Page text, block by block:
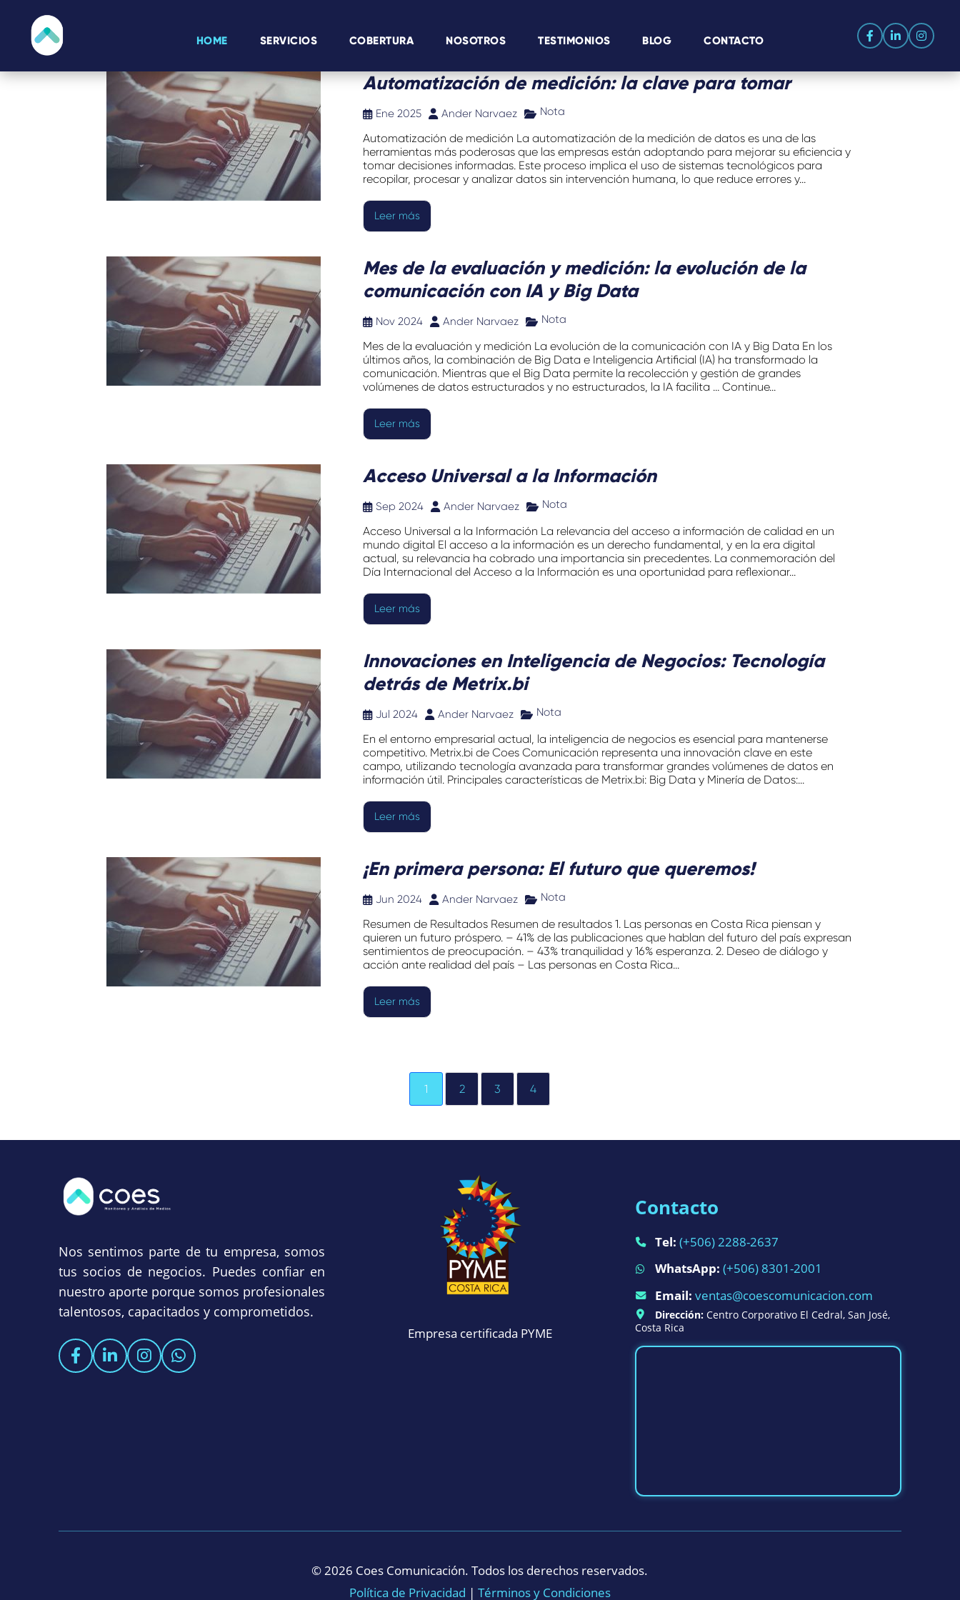
HOME SERVICIOS COBERTURA NOSOTROS TESTIMONIOS BLOG CONTACTO
Automatización de medición: la clave para tomar
Ene 2025 Ander Narvaez Nota
Automatización de medición La automatización de la medición de datos es una de las
herramientas más poderosas que las empresas están adoptando para mejorar su eficiencia y
tomar decisiones informadas. Este proceso implica el uso de sistemas tecnológicos para
recopilar, procesar y analizar datos sin intervención humana, lo que reduce errores y...
Leer más
Mes de la evaluación y medición: la evolución de la
comunicación con IA y Big Data
Nov 2024 Ander Narvaez Nota
Mes de la evaluación y medición La evolución de la comunicación con IA y Big Data En los
últimos años, la combinación de Big Data e Inteligencia Artificial (IA) ha transformado la
comunicación. Mientras que el Big Data permite la recolección y gestión de grandes
volúmenes de datos estructurados y no estructurados, la IA facilita … Continue...
Leer más
Acceso Universal a la Información
Sep 2024 Ander Narvaez Nota
Acceso Universal a la Información La relevancia del acceso a información de calidad en un
mundo digital El acceso a la información es un derecho fundamental, y en la era digital
actual, su relevancia ha cobrado una importancia sin precedentes. La conmemoración del
Día Internacional del Acceso a la Información es una oportunidad para reflexionar...
Leer más
Innovaciones en Inteligencia de Negocios: Tecnología
detrás de Metrix.bi
Jul 2024 Ander Narvaez Nota
En el entorno empresarial actual, la inteligencia de negocios es esencial para mantenerse
competitivo. Metrix.bi de Coes Comunicación representa una innovación clave en este
campo, utilizando tecnología avanzada para transformar grandes volúmenes de datos en
información útil. Principales características de Metrix.bi: Big Data y Minería de Datos:...
Leer más
¡En primera persona: El futuro que queremos!
Jun 2024 Ander Narvaez Nota
Resumen de Resultados Resumen de resultados 1. Las personas en Costa Rica piensan y
quieren un futuro próspero. – 41% de las publicaciones que hablan del futuro del país expresan
sentimientos de preocupación. – 43% tranquilidad y 16% esperanza. 2. Deseo de diálogo y
acción ante realidad del país – Las personas en Costa Rica...
Leer más
1 2 3 4
Nos sentimos parte de tu empresa, somos
tus socios de negocios. Puedes confiar en
nuestro aporte porque somos profesionales
talentosos, capacitados y comprometidos.
Empresa certificada PYME
Contacto
Tel: (+506) 2288-2637
WhatsApp: (+506) 8301-2001
Email: ventas@coescomunicacion.com
Dirección:Centro Corporativo El Cedral, San José,
Costa Rica
©2026 Coes Comunicación. Todos los derechos reservados.
Política de Privacidad | Términos y Condiciones